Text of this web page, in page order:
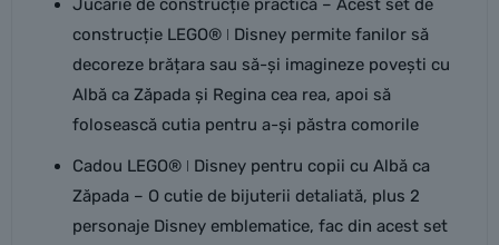
Jucărie de construcție practică – Acest set de
construcție LEGO® ǀ Disney permite fanilor să
decoreze brățara sau să-și imagineze povești cu
Albă ca Zăpada și Regina cea rea, apoi să
folosească cutia pentru a-și păstra comorile
Cadou LEGO® ǀ Disney pentru copii cu Albă ca
Zăpada – O cutie de bijuterii detaliată, plus 2
personaje Disney emblematice, fac din acest set